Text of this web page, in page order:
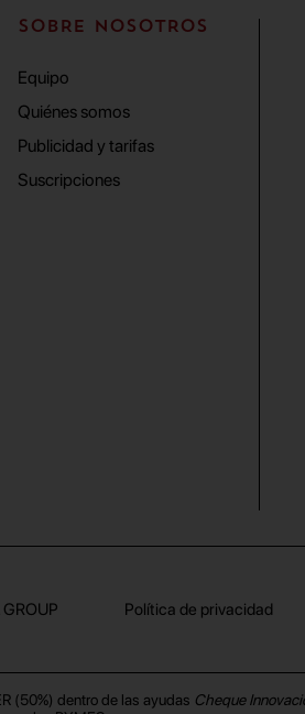
SOBRE NOSOTROS
Equipo
Quiénes somos
Publicidad y tarifas
Suscripciones
GROUP Política de privacidad
(50%) dentro de las ayudas Cheque